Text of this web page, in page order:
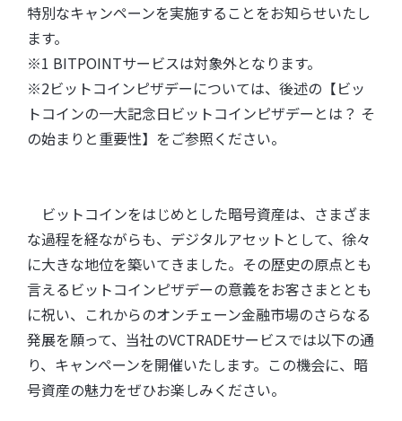
特別なキャンペーンを実施することをお知らせいたし
ます。
※1 BITPOINTサービスは対象外となります。
※2ビットコインピザデーについては、後述の【ビッ
トコインの一大記念日ビットコインピザデーとは？ そ
の始まりと重要性】をご参照ください。
ビットコインをはじめとした暗号資産は、さまざま
な過程を経ながらも、デジタルアセットとして、徐々
に大きな地位を築いてきました。その歴史の原点とも
言えるビットコインピザデーの意義をお客さまととも
に祝い、これからのオンチェーン金融市場のさらなる
発展を願って、当社のVCTRADEサービスでは以下の通
り、キャンペーンを開催いたします。この機会に、暗
号資産の魅力をぜひお楽しみください。